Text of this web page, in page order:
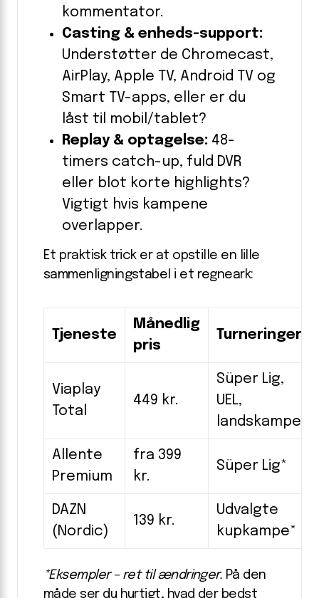
kommentator.
Casting & enheds-support:
Understøtter de Chromecast,
AirPlay, Apple TV, Android TV og
Smart TV-apps, eller er du
låst til mobil/tablet?
Replay & optagelse: 48-
timers catch-up, fuld DVR
eller blot korte highlights?
Vigtigt hvis kampene
overlapper.
Et praktisk trick er at opstille en lille
sammenligningstabel i et regneark:
Tjeneste
Månedlig
pris
Turneringer
Viaplay
Total
449 kr.
Süper Lig,
UEL,
landskampe*
Allente
Premium
fra 399
kr.
Süper Lig*
DAZN
(Nordic)
139 kr.
Udvalgte
kupkampe*
*Eksempler – ret til ændringer. På den
måde ser du hurtigt, hvad der bedst